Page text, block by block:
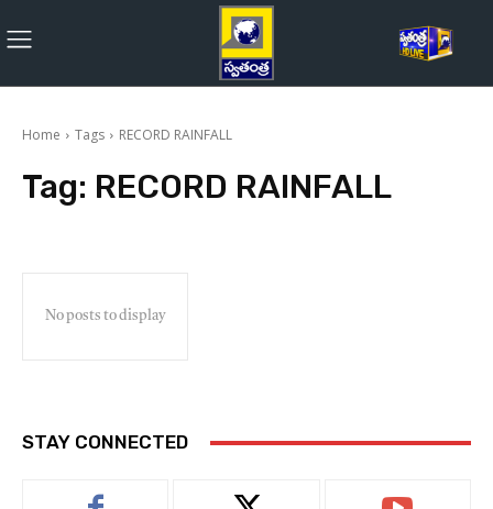
Home Tags RECORD RAINFALL
Tag: RECORD RAINFALL
No posts to display
STAY CONNECTED